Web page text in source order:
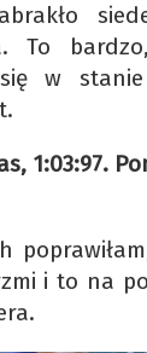
To
w
1:03:97.
i to na